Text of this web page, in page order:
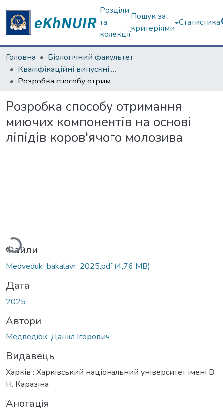
Розділи
та
колекції
Пошук за
критеріями
Статистика
Головна
Біологічний факультет
Кваліфікаційні випускні роботи бакалаврів. Біологічний факультет
Розробка способу отримання миючих компонентів на основі ліпідів коров'ячого молозива
Розробка способу отримання
миючих компонентів на основі
ліпідів коров'ячого молозива
Вантажиться...
Файли
Medveduk_bakalavr_2025.pdf(4,76 MB)
Дата
2025
Автори
Медведюк, Даніїл Ігорович
Видавець
Харків : Харківський національний університет імені В.
Н. Каразіна
Анотація